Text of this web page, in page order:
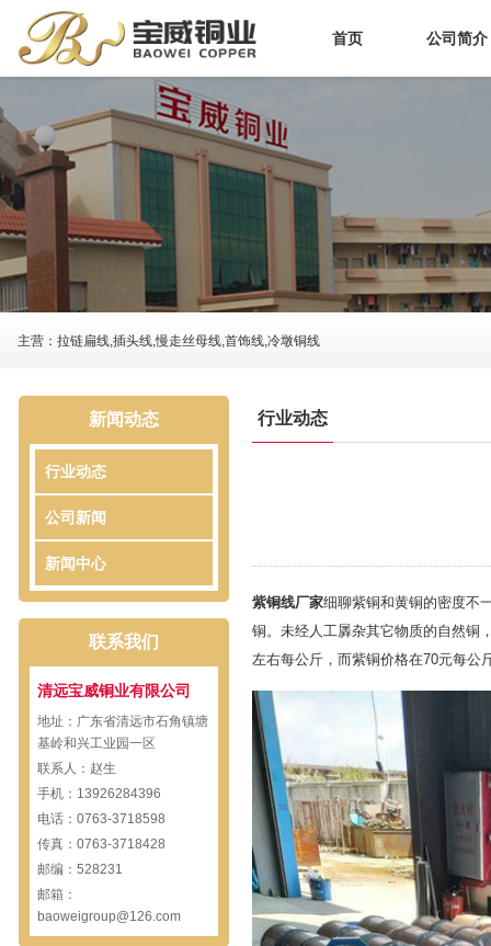
首页 公司简介
主营：拉链扁线,插头线,慢走丝母线,首饰线,冷墩铜线
新闻动态
行业动态
公司新闻
新闻中心
联系我们
清远宝威铜业有限公司
地址：广东省清远市石角镇塘
基岭和兴工业园一区
联系人：赵生
手机：13926284396
电话：0763-3718598
传真：0763-3718428
邮编：528231
邮箱：
baoweigroup@126.com
行业动态
紫铜线厂家细聊紫铜和黄铜的密度不
铜。未经人工羼杂其它物质的自然铜
左右每公斤，而紫铜价格在70元每公